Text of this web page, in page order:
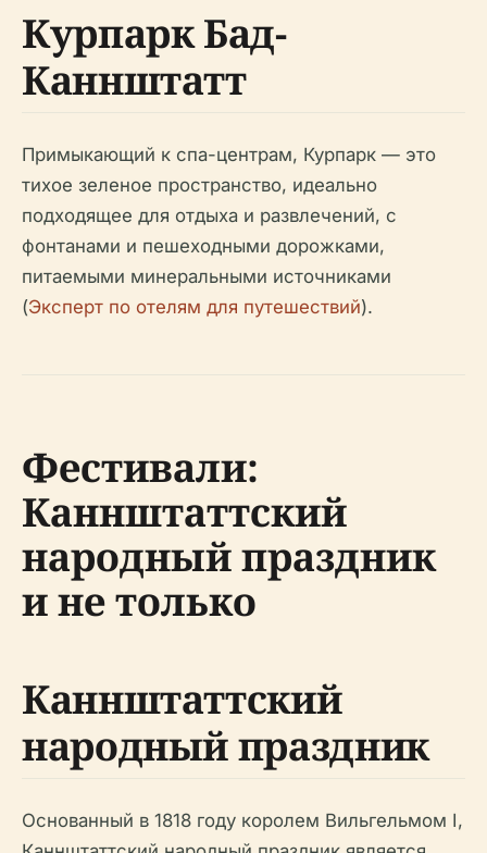
Курпарк Бад-
Каннштатт
Примыкающий к спа-центрам, Курпарк — это
тихое зеленое пространство, идеально
подходящее для отдыха и развлечений, с
фонтанами и пешеходными дорожками,
питаемыми минеральными источниками
(Эксперт по отелям для путешествий).
Фестивали:
Каннштаттский
народный праздник
и не только
Каннштаттский
народный праздник
Основанный в 1818 году королем Вильгельмом I,